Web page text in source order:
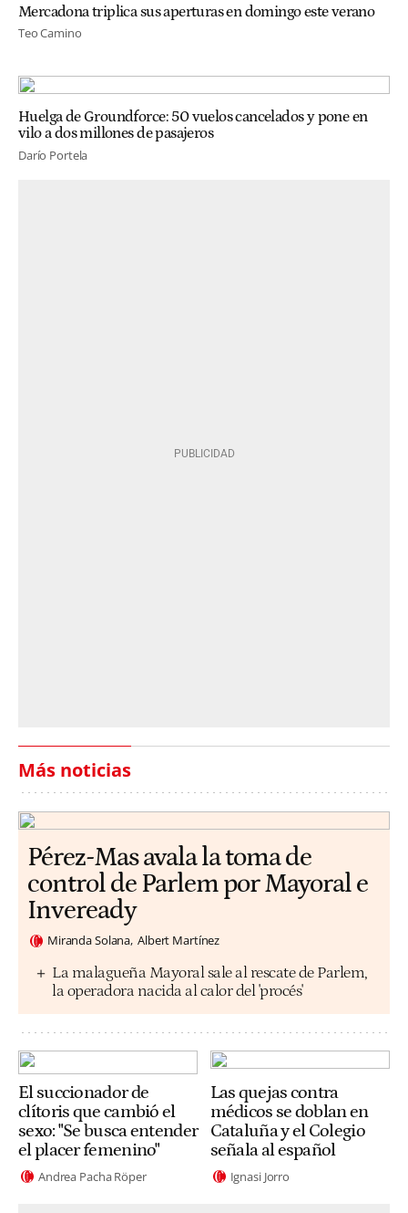
Mercadona triplica sus aperturas en domingo este verano
Teo Camino
Huelga de Groundforce: 50 vuelos cancelados y pone en
vilo a dos millones de pasajeros
Darío Portela
Más noticias
Pérez-Mas avala la toma de
control de Parlem por Mayoral e
Inveready
Miranda Solana Albert Martínez
La malagueña Mayoral sale al rescate de Parlem,
la operadora nacida al calor del 'procés'
El succionador de
clítoris que cambió el
sexo: "Se busca entender
el placer femenino"
Andrea Pacha Röper
Las quejas contra
médicos se doblan en
Cataluña y el Colegio
señala al español
Ignasi Jorro